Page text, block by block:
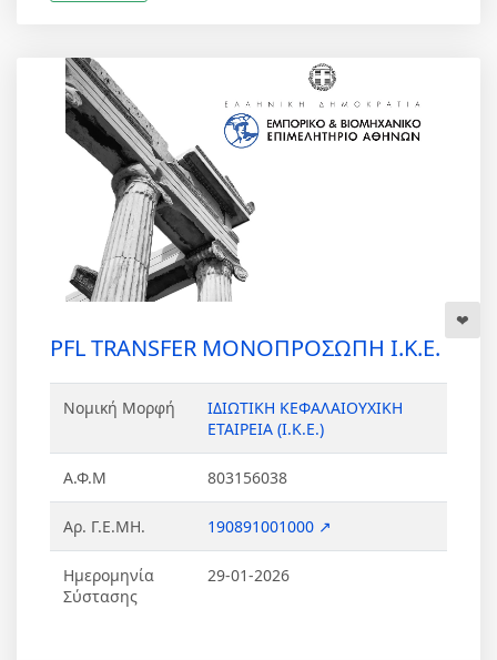
PFL TRANSFER ΜΟΝΟΠΡΟΣΩΠΗ Ι.Κ.Ε.
Νομική Μορφή
ΙΔΙΩΤΙΚΗ ΚΕΦΑΛΑΙΟΥΧΙΚΗ
ΕΤΑΙΡΕΙΑ (Ι.Κ.Ε.)
Α.Φ.Μ 803156038
Αρ. Γ.Ε.ΜΗ. 190891001000 ↗
Ημερομηνία
Σύστασης
29-01-2026